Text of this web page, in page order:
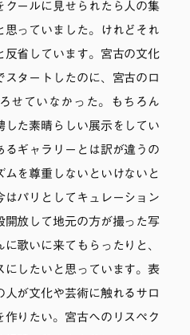
クールに見せられたら人の集
思っていました。けれどそれ
反省しています。宮古の文化
スタートしたのに、宮古のロ
せていなかった。もちろん
た素晴らしい展示をしてい
るギャラリーとは訳が違うの
ムを尊重しないといけないと
はパリとしてキュレーション
開放して地元の方が撮った写
歌いに来てもらったりと、
にしたいと思っています。表
が文化や芸術に触れるサロ
作りたい。宮古へのリスペク